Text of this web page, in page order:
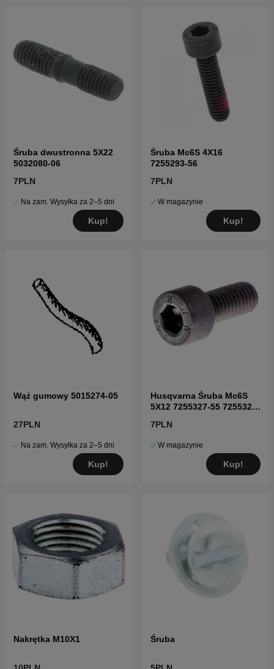
Śruba dwustronna 5X22
5032080-06
7PLN
Na zam. Wysyłka za 2–5 dni
Kup!
Śruba Mc6S 4X16
7255293-56
7PLN
W magazynie
Kup!
Wąż gumowy 5015274-05
27PLN
Na zam. Wysyłka za 2–5 dni
Kup!
Husqvarna Śruba Mc6S
5X12 7255327-55 7255327-
7PLN
W magazynie
Kup!
Nakrętka M10X1 Śruba